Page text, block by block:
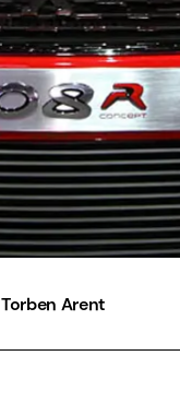
Torben Arent